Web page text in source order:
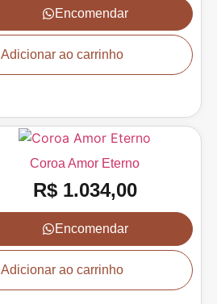
Encomendar
Adicionar ao carrinho
Coroa Amor Eterno
R$1.034,00
Encomendar
Adicionar ao carrinho